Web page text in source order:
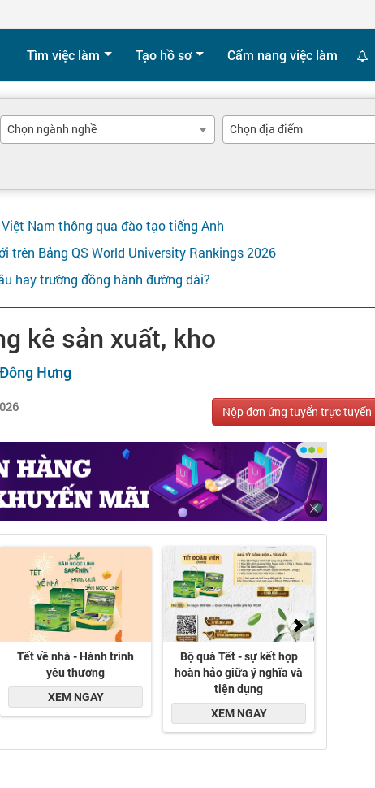
Tìm việc làm Tạo hồ sơ Cẩm nang việc làm
Chọn ngành nghề Chọn địa điểm
Nam thông qua đào tạo tiếng Anh
trên Bảng QS World University Rankings 2026
hay trường đồng hành đường dài?
kê sản xuất, kho
Hưng
Nộp đơn ứng tuyển trực tuyến